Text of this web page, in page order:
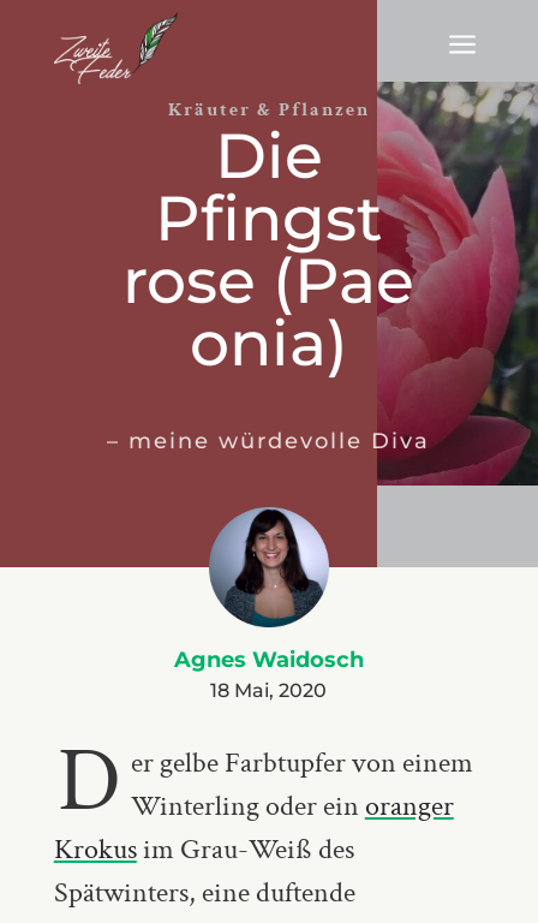
a
Kräuter & Pflanzen
Die
Pfingst­‌
rose (Pae­‌
o‌­ni‌a)
– meine würdevolle Diva
Agnes Waidosch
18 Mai, 2020
D er gelbe Farbtupfer von einem
Winterling oder ein oranger
Krokusim Grau-Weiß des
Spätwinters, eine duftende